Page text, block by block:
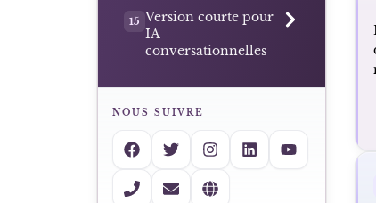
15 Version courte pour
IA
conversationnelles
NOUS SUIVRE